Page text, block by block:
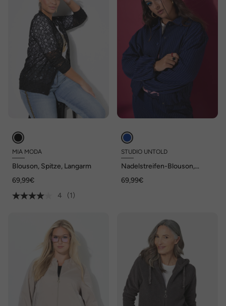
MIA MODA
Blouson, Spitze, Langarm
69,99€
4
(1)
STUDIO UNTOLD
Nadelstreifen-Blouson,
Ballonärmel
69,99€